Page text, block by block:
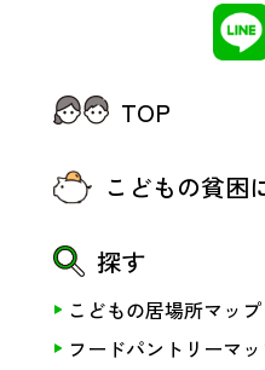
TOP
こどもの貧困
探す
こどもの居場所マップ
フードパントリーマ